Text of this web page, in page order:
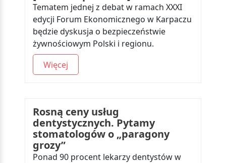
Tematem jednej z debat w ramach XXXI
edycji Forum Ekonomicznego w Karpaczu
będzie dyskusja o bezpieczeństwie
żywnościowym Polski i regionu.
Więcej
Rosną ceny usług
dentystycznych. Pytamy
stomatologów o „paragony
grozy”
Ponad 90 procent lekarzy dentystów w